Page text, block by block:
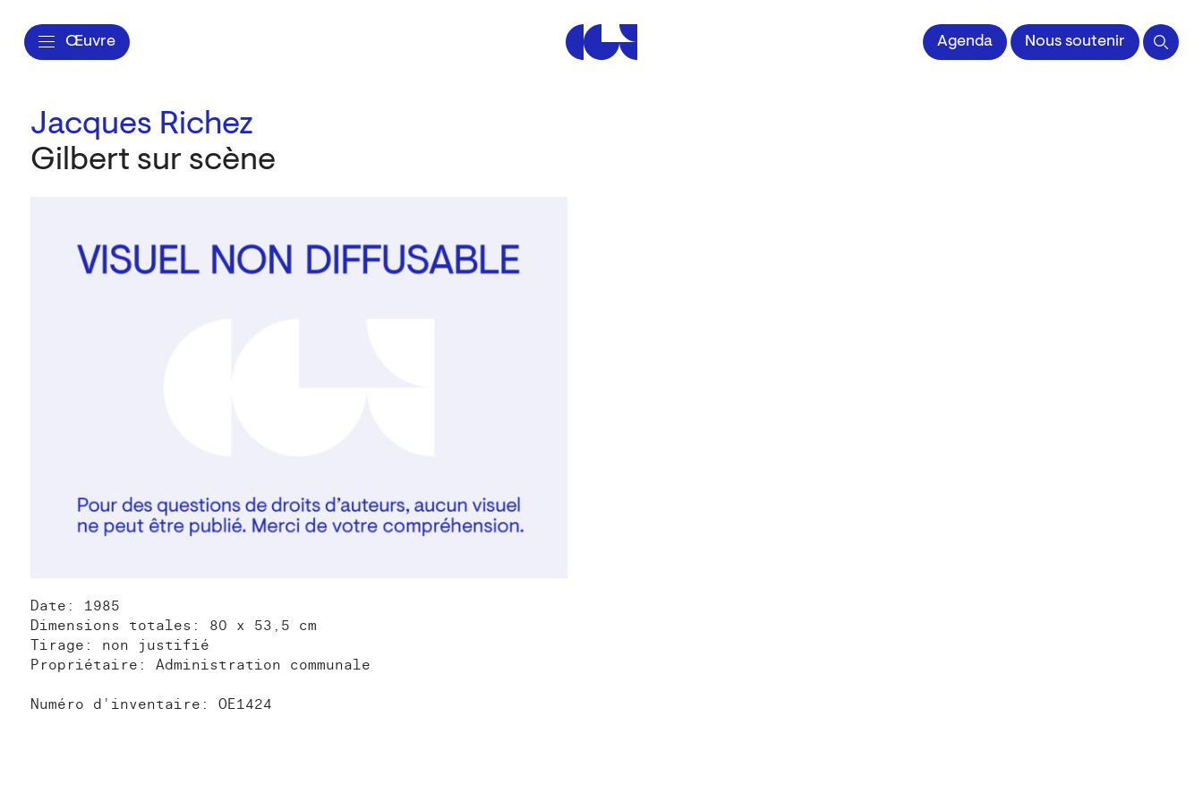
Œuvre Centre de la Gravure et de l'Image impriméeAgenda Nous soutenir
Jacques Richez
Gilbert sur scène
Date: 1985
Dimensions totales: 80 x 53,5 cm
Tirage: non justifié
Propriétaire: Administration communale
Numéro d'inventaire: OE1424